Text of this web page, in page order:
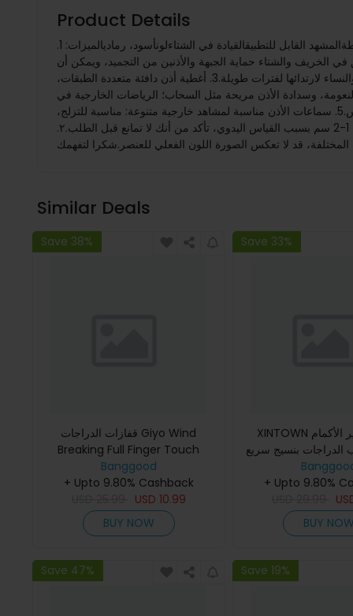
Product Details
المواصفات:الجنسأنسانقابل للتطبيقبالغمادةقطنأسلوبتآكل خلفينمطأحادي اللونموسمشتاء، خريفالحجمالحجم المتوسطوظيفةدافئأسلوبموضة بسيطةالمشهد القابل للتطبيقالقيادة في الشتاءلونأسود، رماديالميزات: 1.
الخريف والشتاء حماية الجبهة والأذنين من التجميد، ويمكن أن
يصلح أيضًا الشعر التالف. تتمتع الأقمشة المحبوكة بمرونة أفضل، ومرونة تصل إلى 1.8 ضعف مناسبة لمعظم أنواع الرأس، كما أنها مريحة للرجال والنساء لارتدائها لفترات طويلة.3. أغطية أذن دافئة متعددة الطبقات،
وسدادة الأذن مريحة مثل السحاب؛ الرياضات الخارجية في
الخريف والشتاء.4. الأغطية السمعية الحرارية مرنة للبالغين لارتدائها. إنها دافئة ومريحة، بسيطة في التصميم، ويمكن أيضًا ارتداؤها مع الملابس.5. سماعات الأذن مناسبة لمشاهد خارجية متنوعة: مناسبة للتزلج،
وتسلق الجبال، وركوب الدراجات، والتخييم، أو أي رياضات ونشاطات خارجيةالحزمة تشمل: 1 × سماعات الأذنملحوظة:1. يرجى السماح بأخطاء من 1-2 سم بسبب القياس اليدوي، تأكد من أنك لا تمانع قبل الطلب.٢.
Similar Deals
Save 38%
قفازات الدراجات Giyo Wind
Breaking Full Finger Touch
Screen Anti-slip Bicycle Fabric
Mittens MTB Road Bike Long
Glove
Banggood
+ Upto 9.80% Cashback
USD 10.99
BUY NOW
Save 33%
XINTOWN قميص قصير الأكمام
الدراجات بنسيج سريع
مع خيارات الألوان
المختلفة
+ Upto 9.80%
BUY NOW
Save 47% Save 19%